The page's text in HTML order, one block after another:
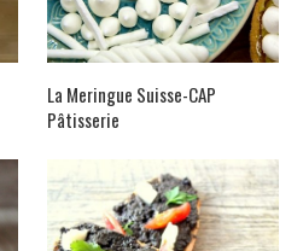
La Meringue Suisse-CAP
Pâtisserie